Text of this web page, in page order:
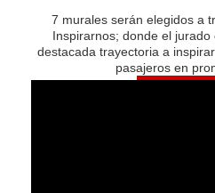
7 murales serán elegidos a
Inspirarnos; donde el
destacada trayectoria a
pasajeros en